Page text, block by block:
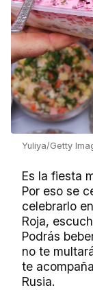
Yuliya/Getty
Es la fiesta
Por eso se
celebrarlo
Roja,
Podrás
no te
te
Rusia.